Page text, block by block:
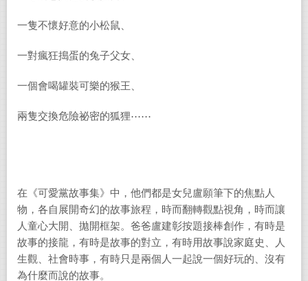
一隻不懷好意的小松鼠、
一對瘋狂搗蛋的兔子父女、
一個會喝罐裝可樂的猴王、
兩隻交換危險祕密的狐狸⋯⋯
在《可愛黨故事集》中，他們都是女兒盧願筆下的焦點人
物，各自展開奇幻的故事旅程，時而翻轉觀點視角，時而讓
人童心大開、拋開框架。爸爸盧建彰按題接棒創作，有時是
故事的接龍，有時是故事的對立，有時用故事說家庭史、人
生觀、社會時事，有時只是兩個人一起說一個好玩的、沒有
為什麼而說的故事。